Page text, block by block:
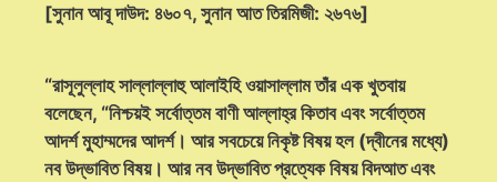
[সুনান আবূ দাউদ: ৪৬০৭, সুনান আত তিরমিজী: ২৬৭৬]
“রাসূলুল্লাহ সাল্লাল্লাহু আলাইহি ওয়াসাল্লাম তাঁর এক খুতবায়
বলেছেন, “নিশ্চয়ই সর্বোত্তম বাণী আল্লাহ্‌র কিতাব এবং সর্বোত্তম
আদর্শ মুহাম্মদের আদর্শ। আর সবচেয়ে নিকৃষ্ট বিষয় হল (দ্বীনের মধ্যে)
নব উদ্ভাবিত বিষয়। আর নব উদ্ভাবিত প্রত্যেক বিষয় বিদআত এবং